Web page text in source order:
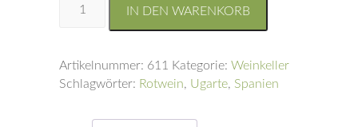
IN DEN WARENKORB
Artikelnummer: 611 Kategorie: Weinkeller
Schlagwörter: Rotwein, Ugarte, Spanien